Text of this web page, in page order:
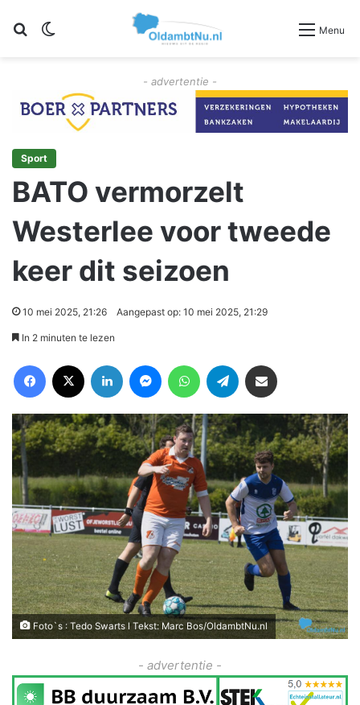
Zoeken Menu
- advertentie -
Sport
BATO vermorzelt
Westerlee voor tweede
keer dit seizoen
10 mei 2025, 21:26 Aangepast op: 10 mei 2025, 21:29
In 2 minuten te lezen
Foto`s : Tedo Swarts l Tekst: Marc Bos/OldambtNu.nl
- advertentie -